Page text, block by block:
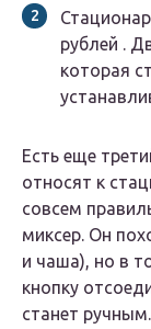
рублей .
которая
Есть еще
относят к
совсем
миксер. Он
и чаша), но в
кнопку
станет